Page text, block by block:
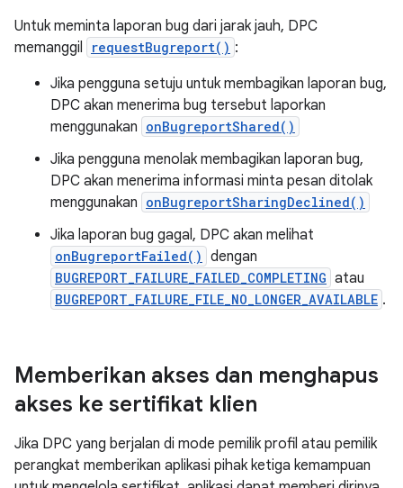
Untuk meminta laporan bug dari jarak jauh, DPC
memanggil
requestBugreport() :
Jika pengguna setuju untuk membagikan laporan bug,
DPC akan menerima bug tersebut laporkan
menggunakan onBugreportShared()
Jika pengguna menolak membagikan laporan bug,
DPC akan menerima informasi minta pesan ditolak
menggunakan onBugreportSharingDeclined()
Jika laporan bug gagal, DPC akan melihat
onBugreportFailed() dengan
BUGREPORT_FAILURE_FAILED_COMPLETING atau
BUGREPORT_FAILURE_FILE_NO_LONGER_AVAILABLE .
Memberikan akses dan menghapus
akses ke sertifikat klien
Jika DPC yang berjalan di mode pemilik profil atau pemilik
perangkat memberikan aplikasi pihak ketiga kemampuan